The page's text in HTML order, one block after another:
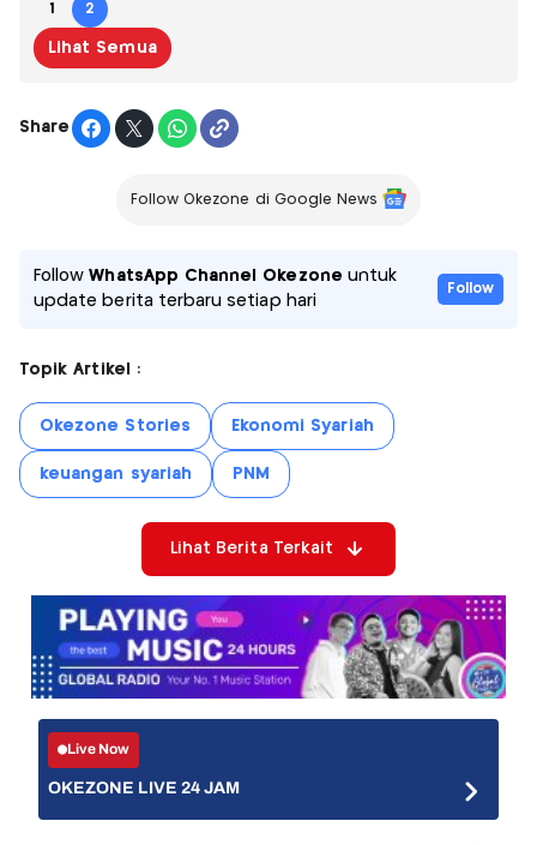
1 2
Lihat Semua
Share
Follow Okezone di Google News
FollowWhatsApp Channel Okezone untuk
update berita terbaru setiap hari
Follow
Topik Artikel :
Okezone Stories Ekonomi Syariah
keuangan syariah PNM
Lihat Berita Terkait
Live Now
OKEZONE LIVE 24 JAM